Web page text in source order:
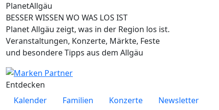
PlanetAllgäu
BESSER WISSEN WO WAS LOS IST
Planet Allgäu zeigt, was in der Region los ist.
Veranstaltungen, Konzerte, Märkte, Feste
und besondere Tipps aus dem Allgäu
Entdecken
Kalender
Familien Konzerte
Newsletter